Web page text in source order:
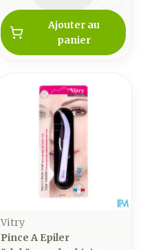
Ajouter au
panier
Vitry
Pince A Epiler